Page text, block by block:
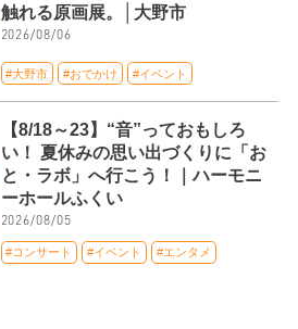
触れる原画展。│大野市
2026/08/06
#大野市 #おでかけ #イベント
【8/18～23】“音”っておもしろ
い！ 夏休みの思い出づくりに「お
と・ラボ」へ行こう！｜ハーモニ
ーホールふくい
2026/08/05
#コンサート #イベント #エンタメ